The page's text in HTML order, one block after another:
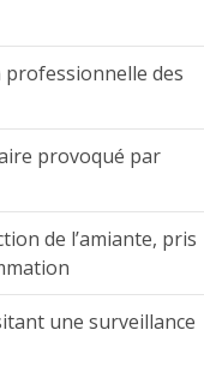
professionnelle des
provoqué par
de l’amiante, pris
une surveillance